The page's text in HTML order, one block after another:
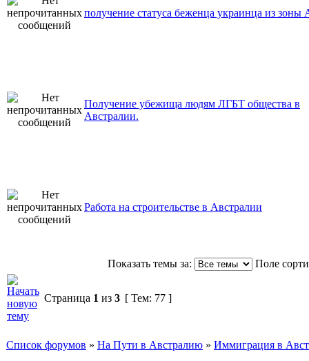
получение статуса беженца украинца из
Получение убежища людям ЛГБТ общества в
Австралии.
Работа на строительстве в Австралии
Показать темы за: Поле
Страница 1 из 3 [ Тем: 77 ]
Список форумов » На Пути в Австралию » Иммиграция в